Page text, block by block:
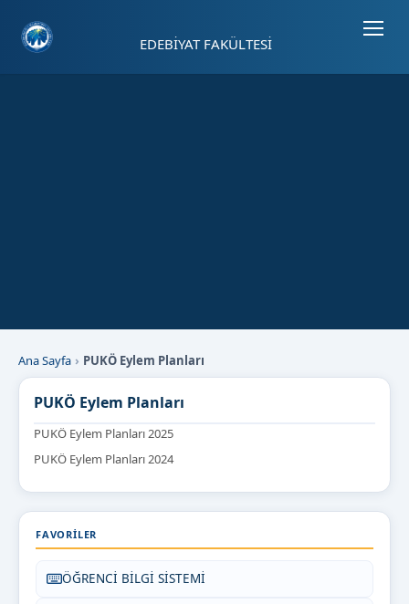
EDEBİYAT FAKÜLTESİ
Ana Sayfa PUKÖ Eylem Planları
PUKÖ Eylem Planları
PUKÖ Eylem Planları 2025
PUKÖ Eylem Planları 2024
FAVORILER
ÖĞRENCİ BİLGİ SİSTEMİ